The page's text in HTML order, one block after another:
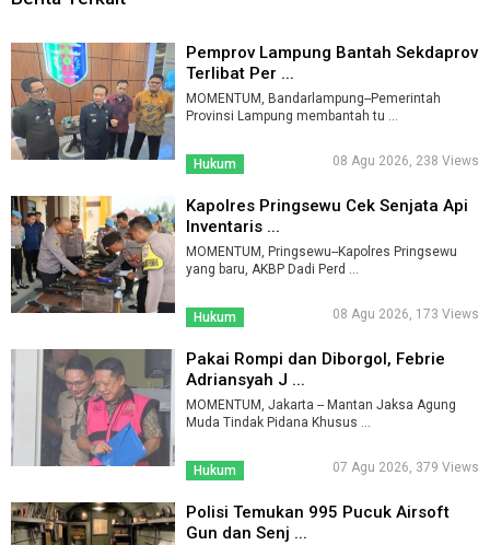
Pemprov Lampung Bantah Sekdaprov
Terlibat Per ...
MOMENTUM, Bandarlampung--Pemerintah
Provinsi Lampung membantah tu ...
Hukum 08 Agu 2026, 238 Views
Kapolres Pringsewu Cek Senjata Api
Inventaris ...
MOMENTUM, Pringsewu--Kapolres Pringsewu
yang baru, AKBP Dadi Perd ...
Hukum 08 Agu 2026, 173 Views
Pakai Rompi dan Diborgol, Febrie
Adriansyah J ...
MOMENTUM, Jakarta -- Mantan Jaksa Agung
Muda Tindak Pidana Khusus ...
Hukum 07 Agu 2026, 379 Views
Polisi Temukan 995 Pucuk Airsoft
Gun dan Senj ...